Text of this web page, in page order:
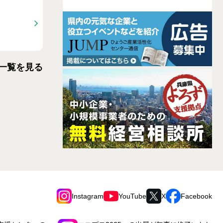
覧を見る
Instagram YouTube X Facebook